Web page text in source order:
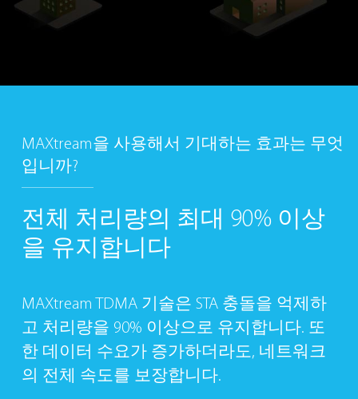
MAXtream을 사용해서 기대하는 효과는 무엇
입니까?
전체 처리량의 최대 90% 이상
을 유지합니다
MAXtream TDMA 기술은 STA 충돌을 억제하
고 처리량을 90% 이상으로 유지합니다. 또
한 데이터 수요가 증가하더라도, 네트워크
의 전체 속도를 보장합니다.